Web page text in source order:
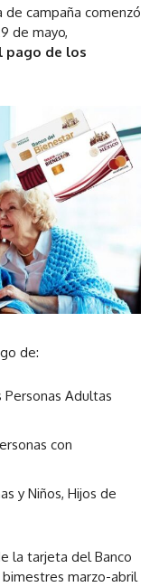
campaña comenzó
de mayo,
pago de los
de:
Adultas
con
y Niños, Hijos de
la tarjeta del Banco
marzo-abril